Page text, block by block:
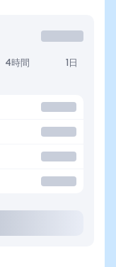
4時間 1日